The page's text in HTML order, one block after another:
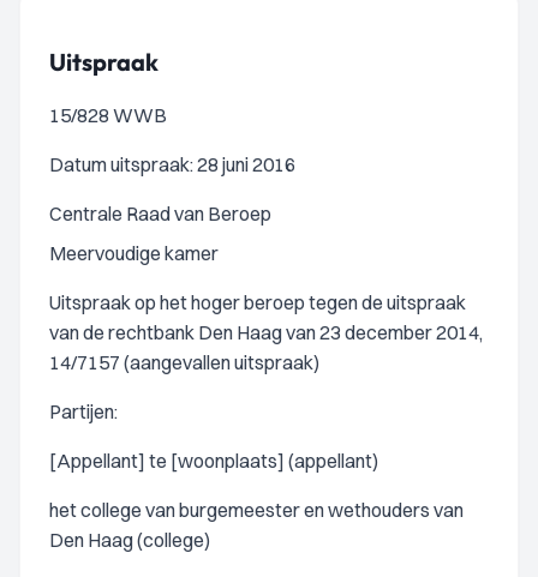
Uitspraak
15/828 WWB
Datum uitspraak: 28 juni 2016
Centrale Raad van Beroep
Meervoudige kamer
Uitspraak op het hoger beroep tegen de uitspraak
van de rechtbank Den Haag van 23 december 2014,
14/7157 (aangevallen uitspraak)
Partijen:
[Appellant] te [woonplaats] (appellant)
het college van burgemeester en wethouders van
Den Haag (college)